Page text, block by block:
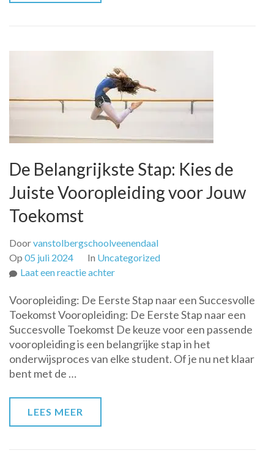
De Belangrijkste Stap: Kies de
Juiste Vooropleiding voor Jouw
Toekomst
Doorvanstolbergschoolveenendaal
Op 05 juli 2024 In Uncategorized
Laat een reactie achterop
Belangrijkste
Stap:
Kies
de
Juiste
Vooropleiding: De Eerste Stap naar een Succesvolle
Toekomst Vooropleiding: De Eerste Stap naar een
Succesvolle Toekomst De keuze voor een passende
vooropleiding is een belangrijke stap in het
onderwijsproces van elke student. Of je nu net klaar
bent met de …
LEES MEER